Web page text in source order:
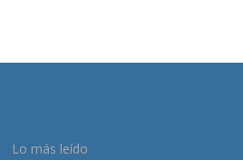
Lo más leído